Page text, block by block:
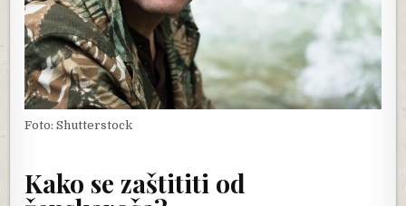
Foto: Shutterstock
Kako se zaštititi od